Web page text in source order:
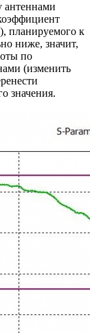
антеннами
планируемого к
ниже, значит,
по
(изменить
значения.